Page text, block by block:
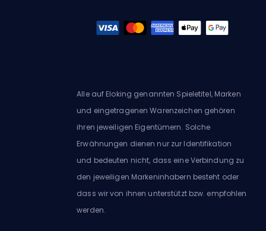
Alle auf Eloking genannten Spieletitel, Marken
und eingetragenen Warenzeichen gehören
ihren jeweiligen Eigentümern. Solche
Erwähnungen dienen nur zur Identifikation
und bedeuten nicht, dass eine Verbindung zu
den jeweiligen Markeninhabern besteht oder
dass wir von ihnen unterstützt bzw. empfohlen
werden.